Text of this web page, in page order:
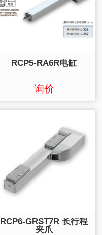
RCP5-RA6R电缸
询价
RCP6-GRST7R 长行程
夹爪